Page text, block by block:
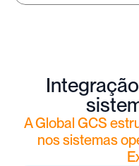
A Global GCS
nos sistemas